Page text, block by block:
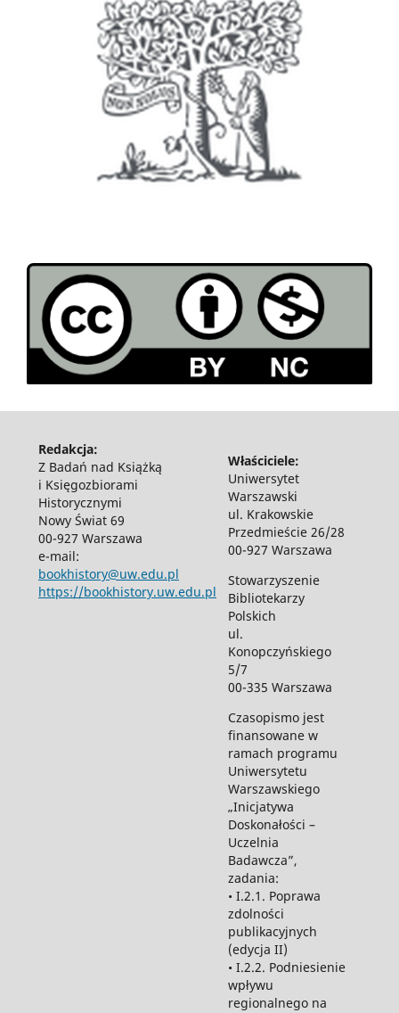
Redakcja:
Z Badań nad Książką
i Księgozbiorami
Historycznymi
Nowy Świat 69
00-927 Warszawa
e-mail:
bookhistory@uw.edu.pl
https://bookhistory.uw.edu.pl
Właściciele:
Uniwersytet
Warszawski
ul. Krakowskie
Przedmieście 26/28
00-927 Warszawa
Stowarzyszenie
Bibliotekarzy
Polskich
ul.
Konopczyńskiego
5/7
00-335 Warszawa
Czasopismo jest
finansowane w
ramach programu
Uniwersytetu
Warszawskiego
„Inicjatywa
Doskonałości –
Uczelnia
Badawcza”,
zadania:
• I.2.1. Poprawa
zdolności
publikacyjnych
(edycja II)
• I.2.2. Podniesienie
wpływu
regionalnego na